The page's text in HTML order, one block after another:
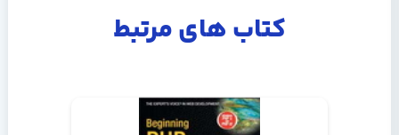
کتاب های مرتبط